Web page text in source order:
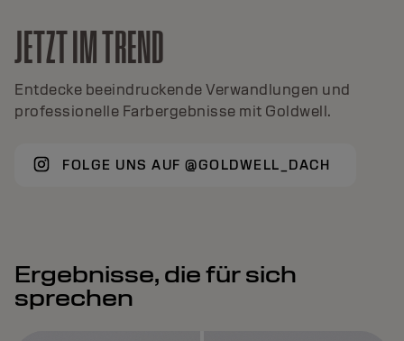
JETZT IM TREND
Entdecke beeindruckende Verwandlungen und
professionelle Farbergebnisse mit Goldwell.
FOLGE UNS AUF @GOLDWELL_DACH
Ergebnisse, die für sich
sprechen